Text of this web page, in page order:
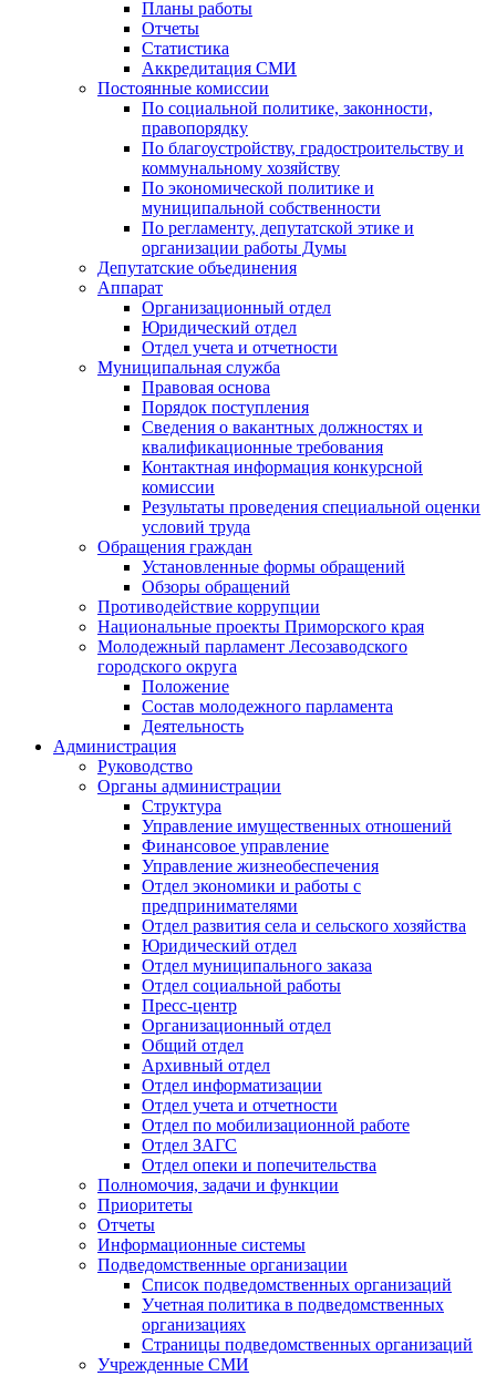
Планы работы
Отчеты
Статистика
Аккредитация СМИ
Постоянные комиссии
По социальной политике, законности,
правопорядку
По благоустройству, градостроительству и
коммунальному хозяйству
По экономической политике и
муниципальной собственности
По регламенту, депутатской этике и
организации работы Думы
Депутатские объединения
Аппарат
Организационный отдел
Юридический отдел
Отдел учета и отчетности
Муниципальная служба
Правовая основа
Порядок поступления
Сведения о вакантных должностях и
квалификационные требования
Контактная информация конкурсной
комиссии
Результаты проведения специальной оценки
условий труда
Обращения граждан
Установленные формы обращений
Обзоры обращений
Противодействие коррупции
Национальные проекты Приморского края
Молодежный парламент Лесозаводского
городского округа
Положение
Состав молодежного парламента
Деятельность
Администрация
Руководство
Органы администрации
Структура
Управление имущественных отношений
Финансовое управление
Управление жизнеобеспечения
Отдел экономики и работы с
предпринимателями
Отдел развития села и сельского хозяйства
Юридический отдел
Отдел муниципального заказа
Отдел социальной работы
Пресс-центр
Организационный отдел
Общий отдел
Архивный отдел
Отдел информатизации
Отдел учета и отчетности
Отдел по мобилизационной работе
Отдел ЗАГС
Отдел опеки и попечительства
Полномочия, задачи и функции
Приоритеты
Отчеты
Информационные системы
Подведомственные организации
Список подведомственных организаций
Учетная политика в подведомственных
организациях
Страницы подведомственных организаций
Учрежденные СМИ